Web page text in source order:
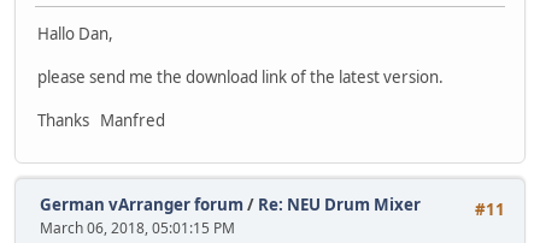
Hallo Dan,
please send me the download link of the latest version.
Thanks Manfred
#11
German vArranger forum / Re: NEU Drum Mixer
March 06, 2018, 05:01:15 PM